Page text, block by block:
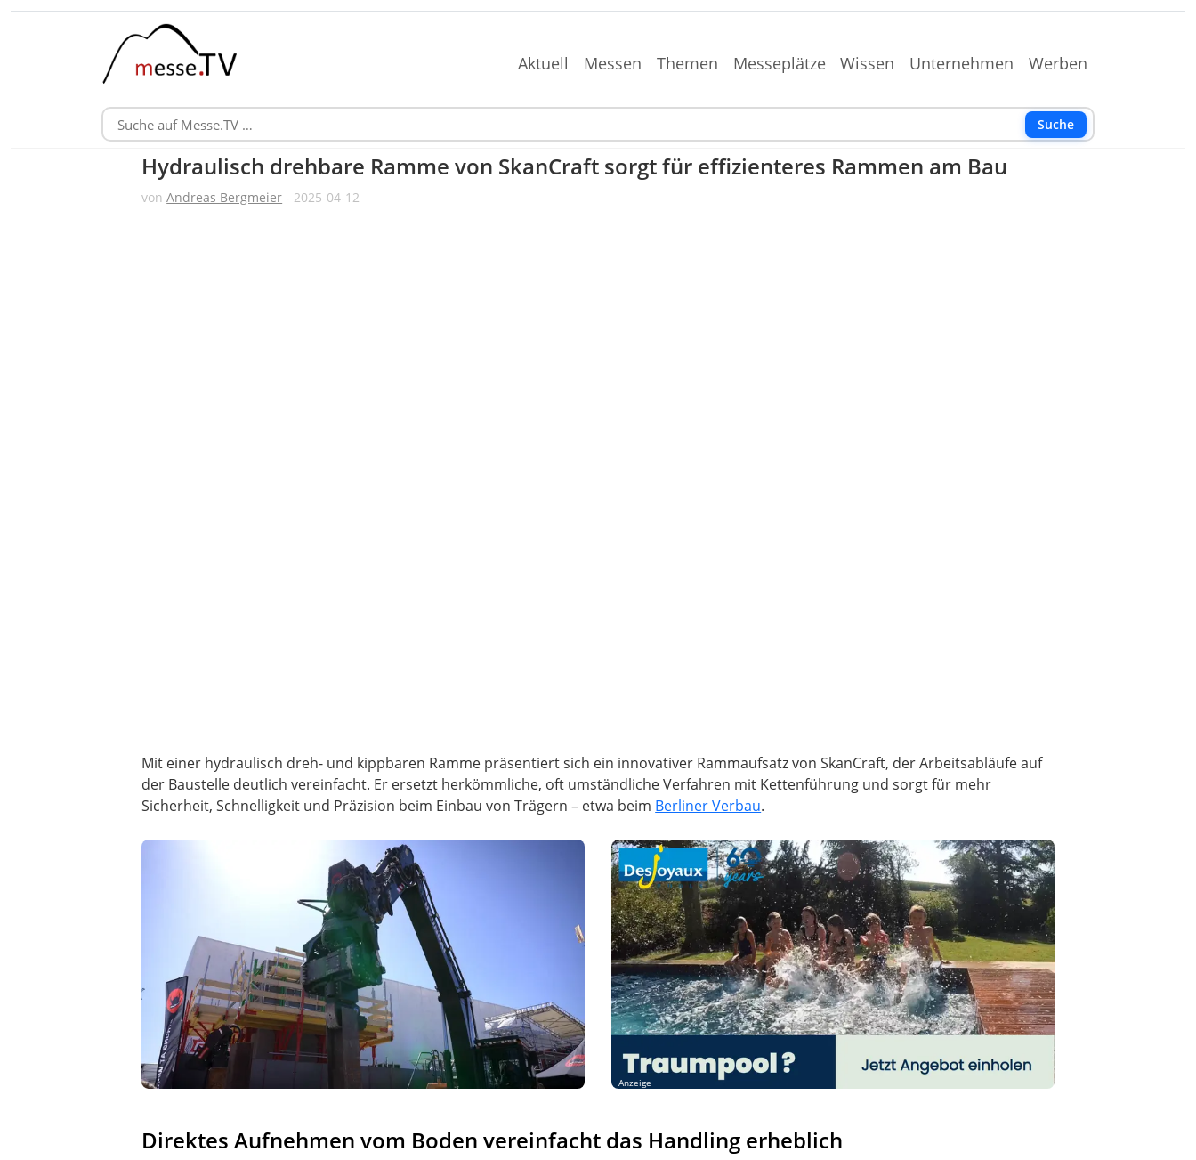
Aktuell Messen Themen Messeplätze Wissen Unternehmen Werben
Suche
Hydraulisch drehbare Ramme von SkanCraft sorgt für effizienteres Rammen am Bau
vonAndreas Bergmeier - 2025-04-12
Mit einer hydraulisch dreh- und kippbaren Ramme präsentiert sich ein innovativer Rammaufsatz von SkanCraft, der Arbeitsabläufe auf
der Baustelle deutlich vereinfacht. Er ersetzt herkömmliche, oft umständliche Verfahren mit Kettenführung und sorgt für mehr
Sicherheit, Schnelligkeit und Präzision beim Einbau von Trägern – etwa beim Berliner Verbau.
Anzeige
Direktes Aufnehmen vom Boden vereinfacht das Handling erheblich